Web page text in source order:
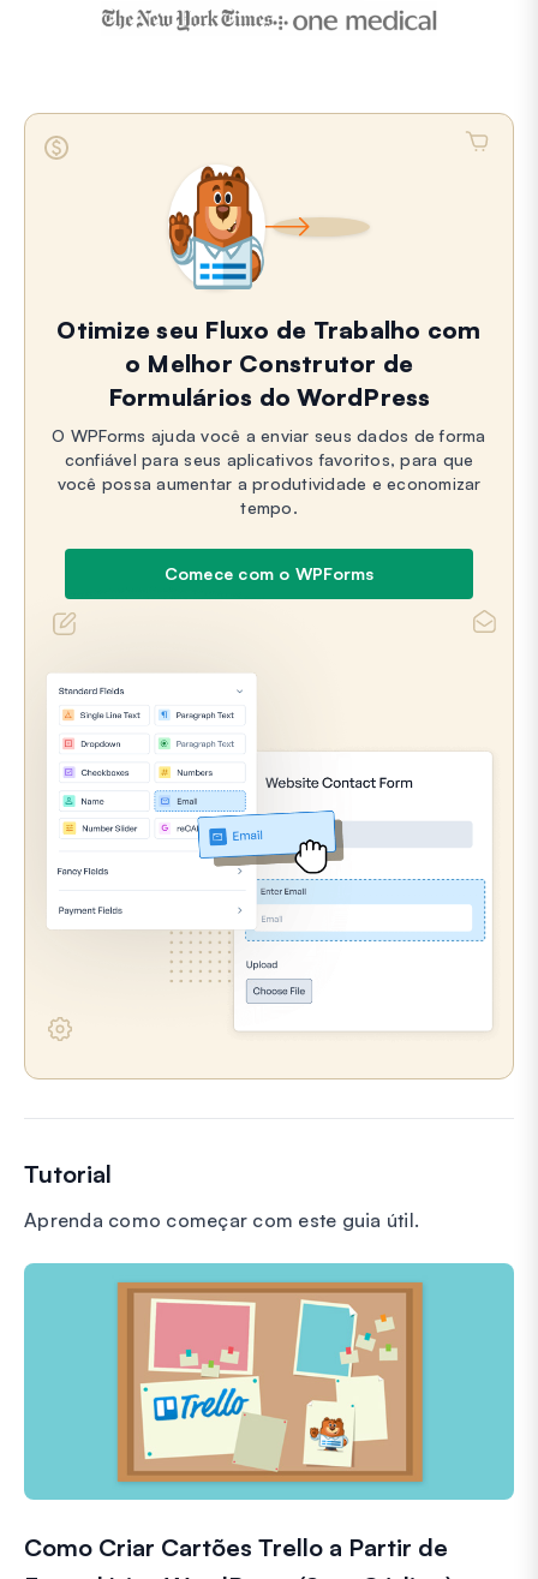
Otimize seu Fluxo de Trabalho com
o Melhor Construtor de
Formulários do WordPress
O WPForms ajuda você a enviar seus dados de forma
confiável para seus aplicativos favoritos, para que
você possa aumentar a produtividade e economizar
tempo.
Comece com o WPForms
Tutorial
Aprenda como começar com este guia útil.
Como Criar Cartões Trello a Partir de